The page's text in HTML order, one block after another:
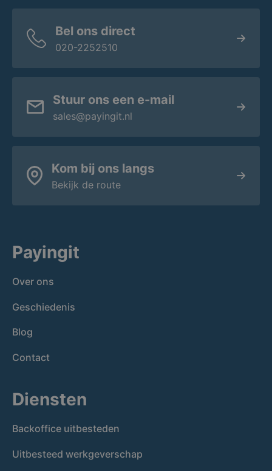
Bel ons direct
020-2252510
Stuur ons een e-mail
sales@payingit.nl
Kom bij ons langs
Bekijk de route
Payingit
Over ons
Geschiedenis
Blog
Contact
Diensten
Backoffice uitbesteden
Uitbesteed werkgeverschap